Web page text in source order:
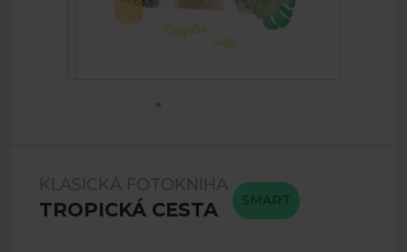
KLASICKÁ FOTOKNIHA
TROPICKÁ CESTA SMART